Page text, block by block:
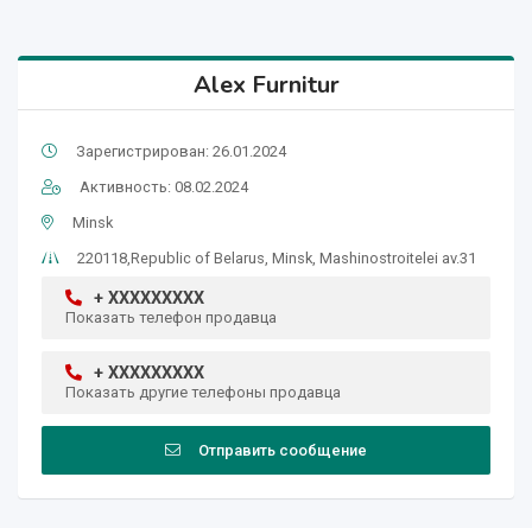
Alex Furnitur
Зарегистрирован: 26.01.2024
Активность: 08.02.2024
Minsk
220118,Republic of Belarus, Minsk, Mashinostroitelei av.31
+ XXXXXXXXX
Показать телефон продавца
+ XXXXXXXXX
Показать другие телефоны продавца
Отправить сообщение